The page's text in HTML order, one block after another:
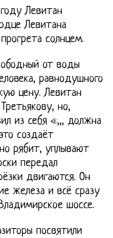
Левитан
Левитана
солнцем.
от воды
равнодушного
цену. Левитан
но,
из себя «,,, должна
создаёт
рябит, уплывают
передал
двигаются. Он
железа и всё сразу
шоссе.
посвятили